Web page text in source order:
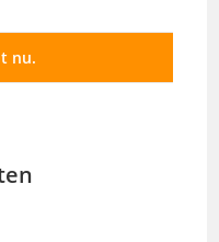
nu.